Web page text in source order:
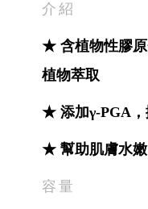
介紹
★ 含植物性膠
植物萃取
★ 添加γ-PGA，
★ 幫助肌膚水
容量